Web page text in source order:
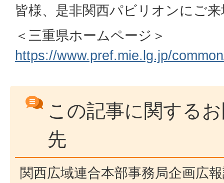
皆様、是非関西パビリオンにご
＜三重県ホームページ＞
https://www.pref.mie.lg.jp/
この記事に関する
先
関西広域連合本部事務局企画広